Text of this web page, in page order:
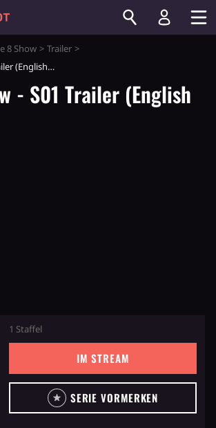
8 Show
Trailer
The 8 Show - S01 Trailer (English Subs) HD
- S01 Trailer (English
1 Staffel
IM STREAM
SERIE VORMERKEN